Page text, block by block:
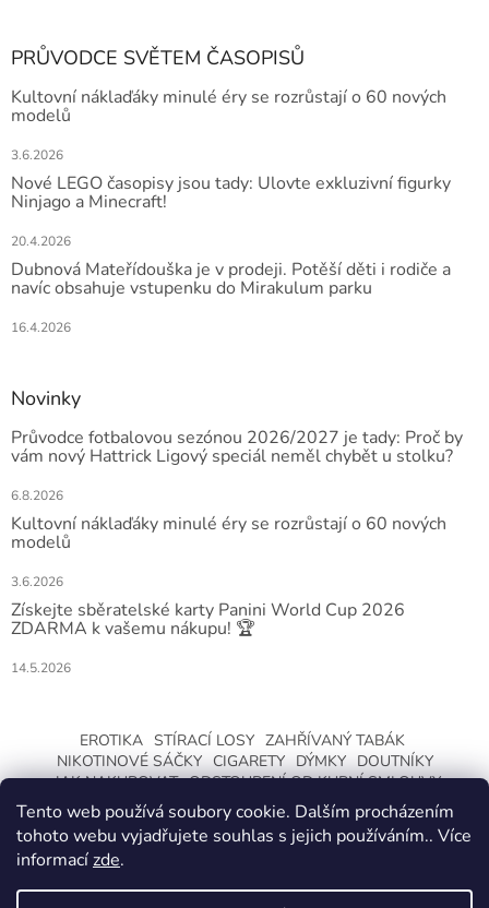
Tento web používá soubory cookie. Dalším procházením
tohoto webu vyjadřujete souhlas s jejich používáním.. Více
informacízde.
PRŮVODCE SVĚTEM ČASOPISŮ
Kultovní náklaďáky minulé éry se rozrůstají o 60 nových
modelů
3.6.2026
Nové LEGO časopisy jsou tady: Ulovte exkluzivní figurky
Ninjago a Minecraft!
20.4.2026
Dubnová Mateřídouška je v prodeji. Potěší děti i rodiče a
navíc obsahuje vstupenku do Mirakulum parku
16.4.2026
Novinky
Průvodce fotbalovou sezónou 2026/2027 je tady: Proč by
vám nový Hattrick Ligový speciál neměl chybět u stolku?
6.8.2026
Kultovní náklaďáky minulé éry se rozrůstají o 60 nových
modelů
3.6.2026
Získejte sběratelské karty Panini World Cup 2026
ZDARMA k vašemu nákupu! 🏆
14.5.2026
EROTIKA STÍRACÍ LOSY ZAHŘÍVANÝ TABÁK
NIKOTINOVÉ SÁČKY CIGARETY DÝMKY
DOUTNÍKY
JAK NAKUPOVAT ODSTOUPENÍ OD KUPNÍ SMLOUVY